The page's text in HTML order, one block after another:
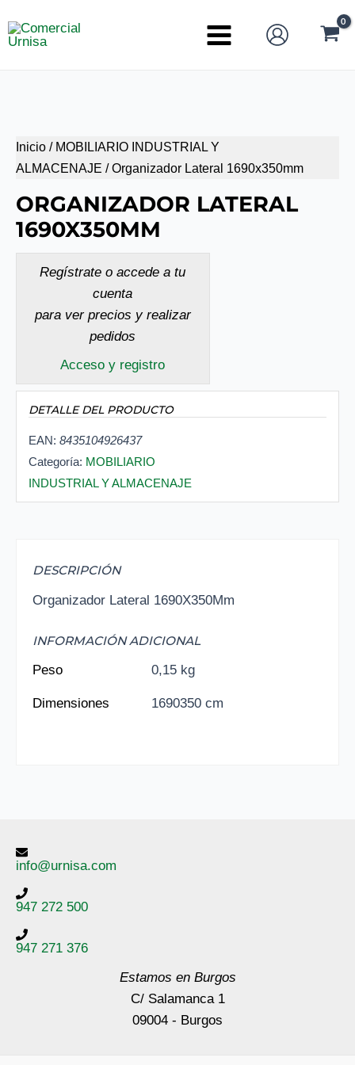
al
Main
Inicio / MOBILIARIO INDUSTRIAL Y
ALMACENAJE / Organizador Lateral 1690x350mm
ORGANIZADOR LATERAL
1690X350MM
Regístrate o accede a tu
cuenta
para ver precios y realizar
pedidos
Acceso y registro
DETALLE DEL PRODUCTO
EAN: 8435104926437
Categoría: MOBILIARIO
INDUSTRIAL Y ALMACENAJE
DESCRIPCIÓN
Organizador Lateral 1690X350Mm
INFORMACIÓN ADICIONAL
Peso
0,15 kg
Dimensiones 1690350 cm
info@urnisa.com
947 272 500
947 271 376
Estamos en Burgos
C/ Salamanca 1
09004 - Burgos